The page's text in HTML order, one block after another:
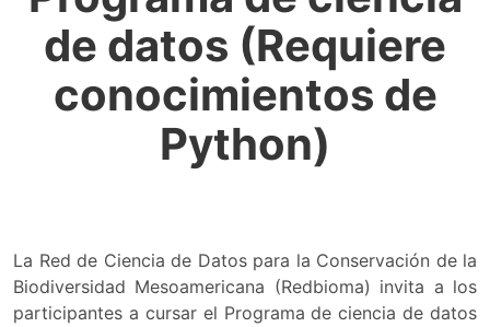
de datos (Requiere
conocimientos de
Python)
La Red de Ciencia de Datos para la Conservación de la
Biodiversidad Mesoamericana (Redbioma) invita a los
participantes a cursar el Programa de ciencia de datos